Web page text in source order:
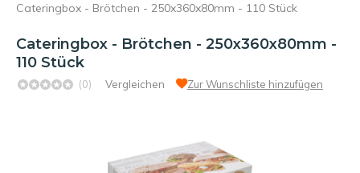
Cateringbox - Brötchen - 250x360x80mm - 110 Stück
Cateringbox - Brötchen - 250x360x80mm -
110 Stück
(0) Vergleichen Zur Wunschliste hinzufügen